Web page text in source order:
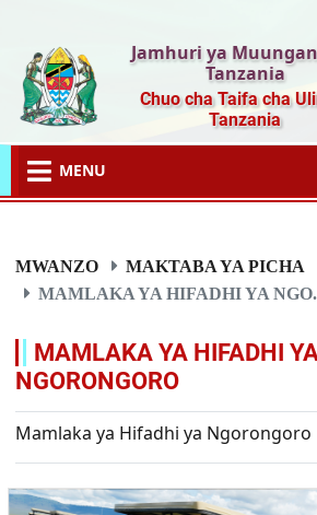
Jamhuri ya
Tanzania
Chuo cha Taifa cha
Tanzania
MENU
MWANZO
MAKTABA YA PICHA
MAMLAKA YA HIFADHI YA
MAMLAKA YA HIFADHI
NGORONGORO
Mamlaka ya Hifadhi ya Ngorongoro